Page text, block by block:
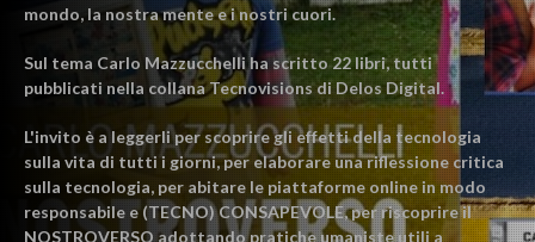
mondo, la nostra mente e i nostri cuori.
Sul tema Carlo Mazzucchelli ha scritto 22 libri, tutti
pubblicati nella collana Tecnovisions di Delos Digital.
L'invito è a leggerli per scoprire gli effetti della tecnologia
sulla vita di tutti i giorni, per elaborare una riflessione critica
sulla tecnologia, per abitare le piattaforme online in modo
responsabile e (TECNO) CONSAPEVOLE, per riscoprire il
NOSTROVERSO adottando pratiche umaniste utili a